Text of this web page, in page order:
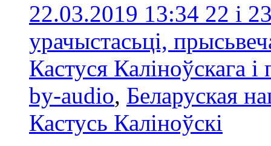
22.03.2019 13:34 22 і
урачыстасьці,
Кастуся Каліноўскага
by-audio, Беларуская
Кастусь Каліноўскі